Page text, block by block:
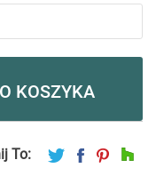
KOSZYKA
To: